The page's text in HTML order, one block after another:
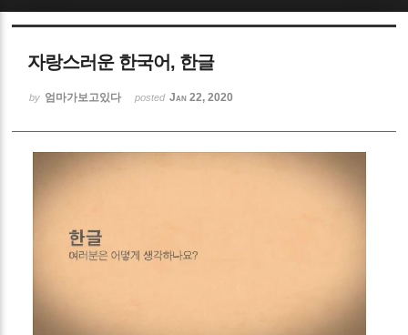
자랑스러운 한국어, 한글
by 엄마가보고있다 posted Jan 22, 2020
Sketchbook5, 스케치북5
Sketchbook5, 스케치북5